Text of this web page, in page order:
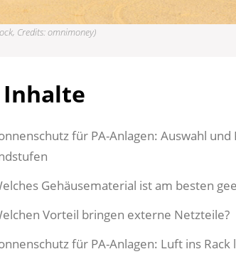
Credits: omnimoney)
Inhalte
für PA-Anlagen: Auswahl
Gehäusematerial ist am besten
Vorteil bringen externe Netzteile?
für PA-Anlagen: Luft ins Rack